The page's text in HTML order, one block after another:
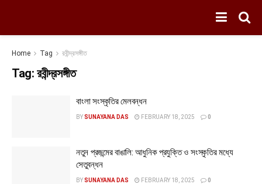
Home Tag রবীন্দ্রসঙ্গীত
Tag: রবীন্দ্রসঙ্গীত
বাংলা সংস্কৃতির মেলবন্ধন
BYSUNAYANA DAS FEBRUARY 18, 2025 0
নতুন প্রজন্মের বাঙালি: আধুনিক প্রযুক্তি ও সংস্কৃতির মধ্যে
সেতুবন্ধন
BYSUNAYANA DAS FEBRUARY 18, 2025 0